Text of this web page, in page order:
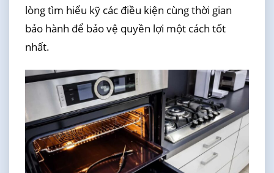
lòng tìm hiểu kỹ các điều kiện cùng thời gian
bảo hành để bảo vệ quyền lợi một cách tốt
nhất.